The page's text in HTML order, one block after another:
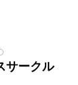
サークル